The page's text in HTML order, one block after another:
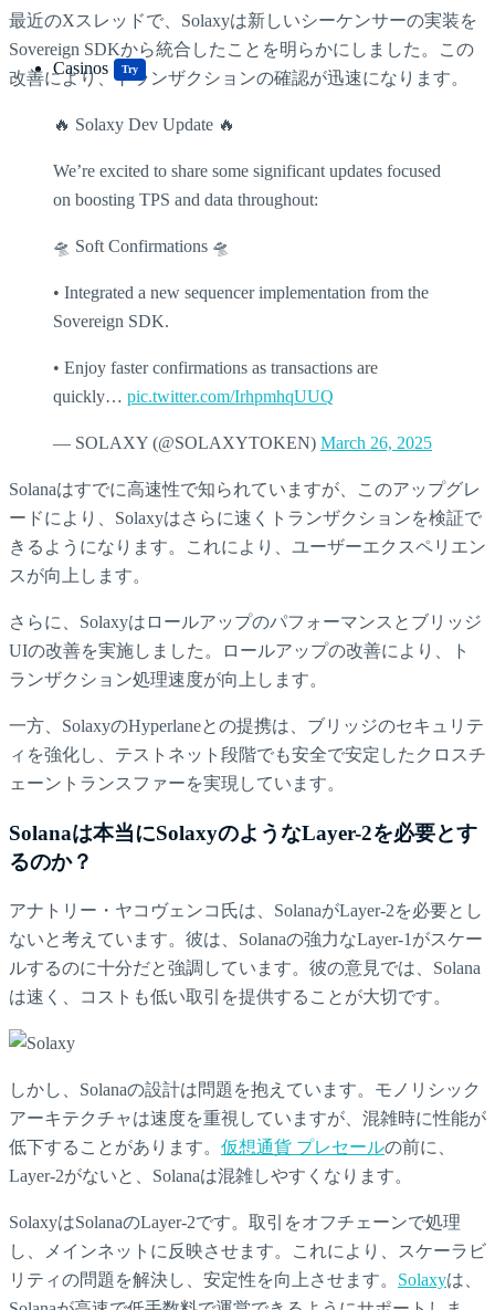
Casinos Try
最近のXスレッドで、Solaxyは新しいシーケンサーの実装を
Sovereign SDKから統合したことを明らかにしました。この
改善により、トランザクションの確認が迅速になります。
🔥 Solaxy Dev Update 🔥
We’re excited to share some significant updates focused
on boosting TPS and data throughout:
🛸 Soft Confirmations 🛸
• Integrated a new sequencer implementation from the
Sovereign SDK.
• Enjoy faster confirmations as transactions are
quickly… pic.twitter.com/IrhpmhqUUQ
— SOLAXY (@SOLAXYTOKEN) March 26, 2025
Solanaはすでに高速性で知られていますが、このアップグレ
ードにより、Solaxyはさらに速くトランザクションを検証で
きるようになります。これにより、ユーザーエクスペリエン
スが向上します。
さらに、Solaxyはロールアップのパフォーマンスとブリッジ
UIの改善を実施しました。ロールアップの改善により、ト
ランザクション処理速度が向上します。
一方、SolaxyのHyperlaneとの提携は、ブリッジのセキュリテ
ィを強化し、テストネット段階でも安全で安定したクロスチ
ェーントランスファーを実現しています。
Solanaは本当にSolaxyのようなLayer-2を必要とす
るのか？
アナトリー・ヤコヴェンコ氏は、SolanaがLayer-2を必要とし
ないと考えています。彼は、Solanaの強力なLayer-1がスケー
ルするのに十分だと強調しています。彼の意見では、Solana
は速く、コストも低い取引を提供することが大切です。
しかし、Solanaの設計は問題を抱えています。モノリシック
アーキテクチャは速度を重視していますが、混雑時に性能が
低下することがあります。 仮想通貨 プレセールの前に、
Layer-2がないと、Solanaは混雑しやすくなります。
SolaxyはSolanaのLayer-2です。取引をオフチェーンで処理
し、メインネットに反映させます。これにより、スケーラビ
リティの問題を解決し、安定性を向上させます。 Solaxyは、